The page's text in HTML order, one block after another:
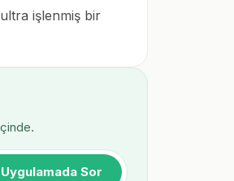
işlenmiş bir
Uygulamada Sor